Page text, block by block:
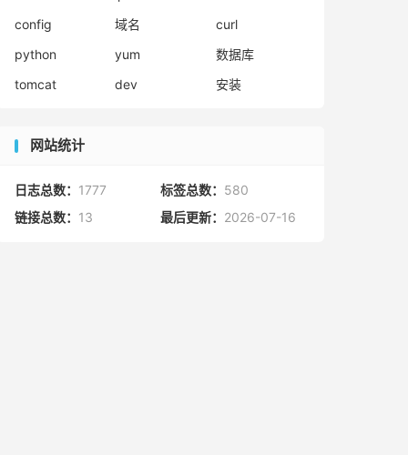
config
域名
curl
python
yum
数据库
tomcat
dev 安装
网站统计
日志总数： 1777 标签总数： 580
链接总数： 13 最后更新： 2026-07-16